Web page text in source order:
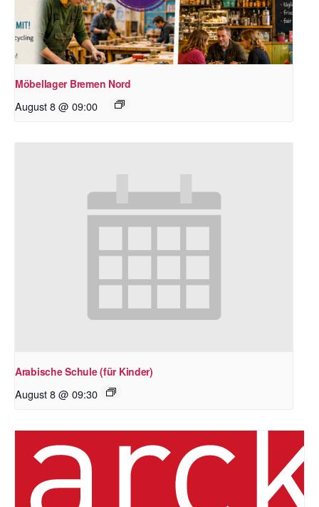
Möbellager Bremen Nord
August 8 @ 09:00
Arabische Schule (für Kinder)
August 8 @ 09:30